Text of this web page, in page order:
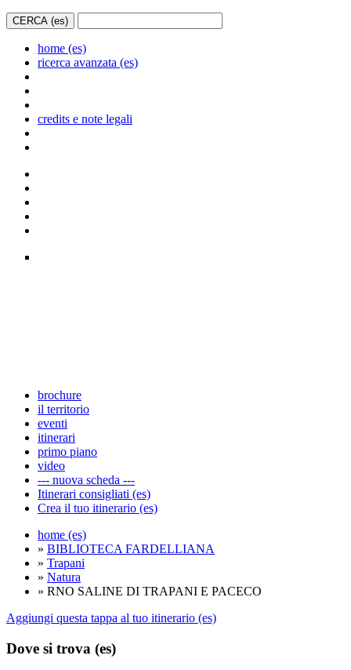
home (es)
ricerca avanzata (es)
credits e note legali
brochure
il territorio
eventi
itinerari
primo piano
video
--- nuova scheda ---
Itinerari consigliati (es)
Crea il tuo itinerario (es)
home (es)
» BIBLIOTECA FARDELLIANA
» Trapani
» Natura
» RNO SALINE DI TRAPANI E PACECO
Aggiungi questa tappa al tuo itinerario (es)
Dove si trova (es)